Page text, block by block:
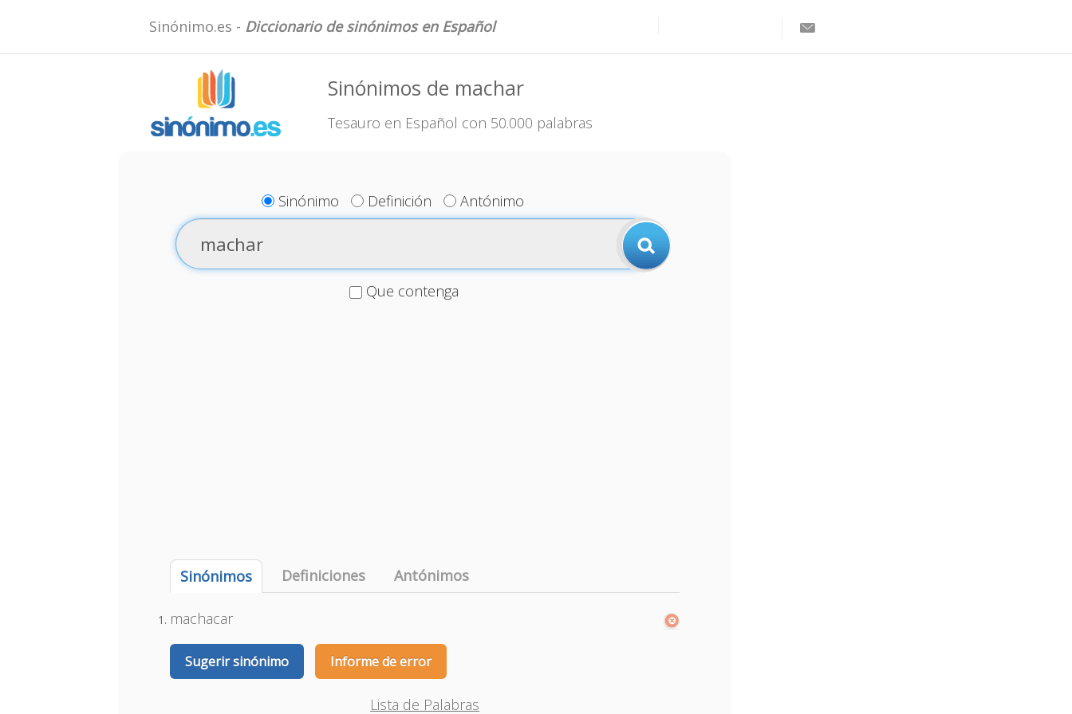
Sinónimo.es - Diccionario de sinónimos en Español
Sinónimos de machar
Tesauro en Español con 50.000 palabras
Sinónimo Definición Antónimo
Que contenga
Sinónimos Definiciones Antónimos
machacar
Sugerir sinónimo Informe de error
Lista de Palabras